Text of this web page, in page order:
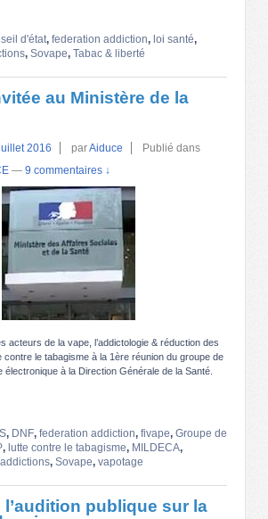
d'état, federation addiction, loi santé,
, Sovape, Tabac & liberté
au Ministère de la
2016 parAiduce
Publié dans
— 9 commentaires ↓
acteurs de la vape, l’addictologie & réduction des
contre le tabagisme à la 1ère réunion du groupe de
électronique à la Direction Générale de la Santé.
, DNF, federation addiction, fivape, Groupe de
, lutte contre le tabagisme, MILDECA,
, Sovape, vapotage
l’audition publique sur la